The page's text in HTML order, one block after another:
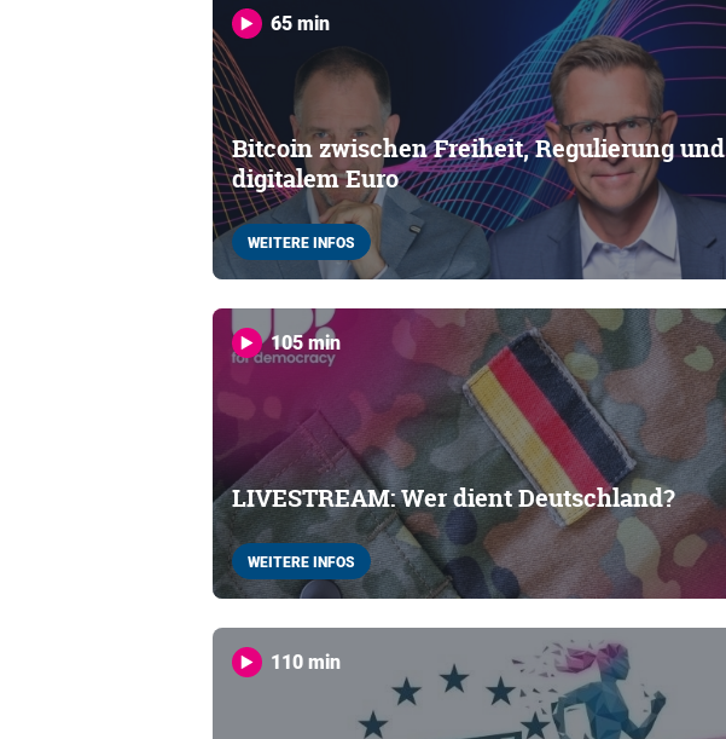
65 min
Bitcoin zwischen Freiheit, Regulierung und
digitalem Euro
WEITERE INFOS
105 min
LIVESTREAM: Wer dient Deutschland?
WEITERE INFOS
110 min